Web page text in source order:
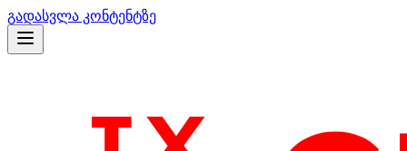
გადასვლა კონტენტზე